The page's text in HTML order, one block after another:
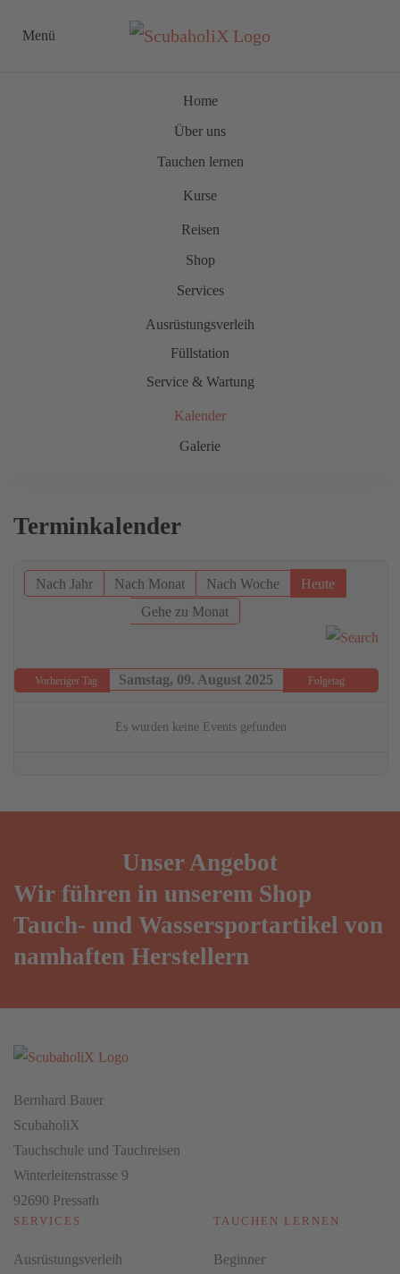
Menü
Home
Über uns
Tauchen lernen
Kurse
Reisen
Shop
Services
Ausrüstungsverleih
Füllstation
Service & Wartung
Kalender
Galerie
Terminkalender
Nach Jahr Nach Monat Nach Woche
Heute
Gehe zu Monat
Vorheriger Tag Samstag, 09. August 2025 Folgetag
Es wurden keine Events gefunden
Unser Angebot
Wir führen in unserem Shop
Tauch- und Wassersportartikel von
namhaften Herstellern
Bernhard Bauer
ScubaholiX
Tauchschule und Tauchreisen
Winterleitenstrasse 9
92690 Pressath
SERVICES
Ausrüstungsverleih
TAUCHEN LERNEN
Beginner